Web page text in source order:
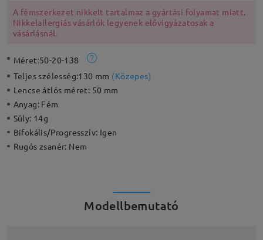
gumírozott orrtámaszok extra kényelmet nyújtanak.
A fémszerkezet nikkelt tartalmaz a gyártási folyamat miatt.
Nikkelallergiás vásárlók legyenek elővigyázatosak a
vásárlásnál.
Méret:50-20-138
Teljes szélesség:130 mm (Közepes)
Lencse átlós méret: 50 mm
Anyag: Fém
Súly: 14g
Bifokális/Progresszív: Igen
Rugós zsanér: Nem
Modellbemutató